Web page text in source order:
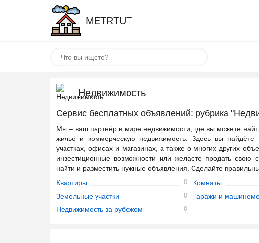
METRTUT
Недвижимость
Сервис бесплатных объявлений: рубрика
Мы – ваш партнёр в мире недвижимости, где вы можете
жильё и коммерческую недвижимость. Здесь вы
участках, офисах и магазинах, а также о многих других
инвестиционные возможности или желаете продать свою
найти и разместить нужные объявления. Сделайте
Квартиры
0 Комнаты
Земельные участки 0 Гаражи и
Недвижимость за рубежом 0